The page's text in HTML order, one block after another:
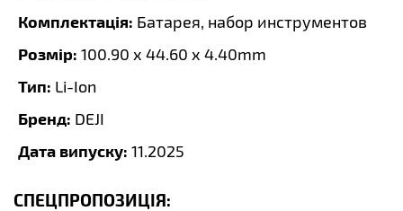
Комплектація: Батарея, набор инструментов
Розмір: 100.90 x 44.60 x 4.40mm
Тип: Li-Ion
Бренд: DEJI
Дата випуску: 11.2025
СПЕЦПРОПОЗИЦІЯ: